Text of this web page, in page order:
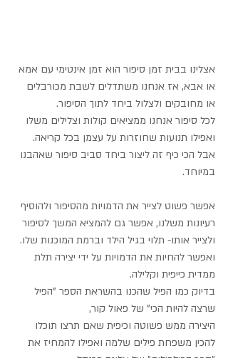
אצלינו בבית זמן סיפור הוא זמן אינטימי עם אמא
או אבא, אז אנחנו משתדלים לשבת מכורבלים
או מחובקים ולצלול ביחד לתוך הסיפור.
לכל סיפור אנחנו ממציאים קולות וצלילים משלו
ואפילו תנועות שחוזרות על עצמן בכל קריאה.
אבל הכי כיף זה ליצור ביחד סביב סיפור שאהבנו
במיוחד.
אפשר פשוט לצייר את הדמויות מהסיפור ולהוסיף
רעיונות משלנו, אפשר גם להמציא המשך לסיפור
ולצייר אותו- תלוי בגיל הילד וברמת המוכנות שלו.
ואפשר להחיות את הדמויות על ידי יצירה תלת
ממדית כייפית וקלילה.
בדיוק כמו הפיל שהכנו בהשראת הספר "הפיל
שרצה להיות הכי" של פאול קור,
היצירה ממש פשוטה וכיפית שאם תרצו תוכלו
להכין משפחת פילים שלמה ואפילו להמחיז את